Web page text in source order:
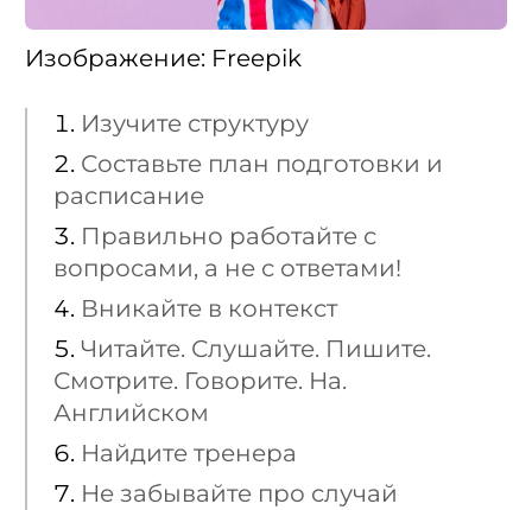
Изображение: Freepik
Изучите структуру
Составьте план подготовки и
расписание
Правильно работайте с
вопросами, а не с ответами!
Вникайте в контекст
Читайте. Слушайте. Пишите.
Смотрите. Говорите. На.
Английском
Найдите тренера
Не забывайте про случай